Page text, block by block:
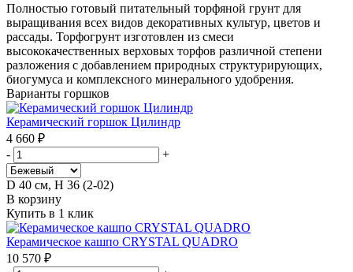
Полностью готовый питательный торфяной грунт для
выращивания всех видов декоративных культур, цветов и
рассады. Торфогрунт изготовлен из смеси
высококачественных верховых торфов различной степени
разложения с добавлением природных структурирующих,
биогумуса и комплексного минерального удобрения.
Варианты горшков
Керамический горшок Цилиндр
4 660 ₽
-
+
D 40 см, H 36 (2-02)
В корзину
Купить в 1 клик
Керамическое кашпо CRYSTAL QUADRO
10 570 ₽